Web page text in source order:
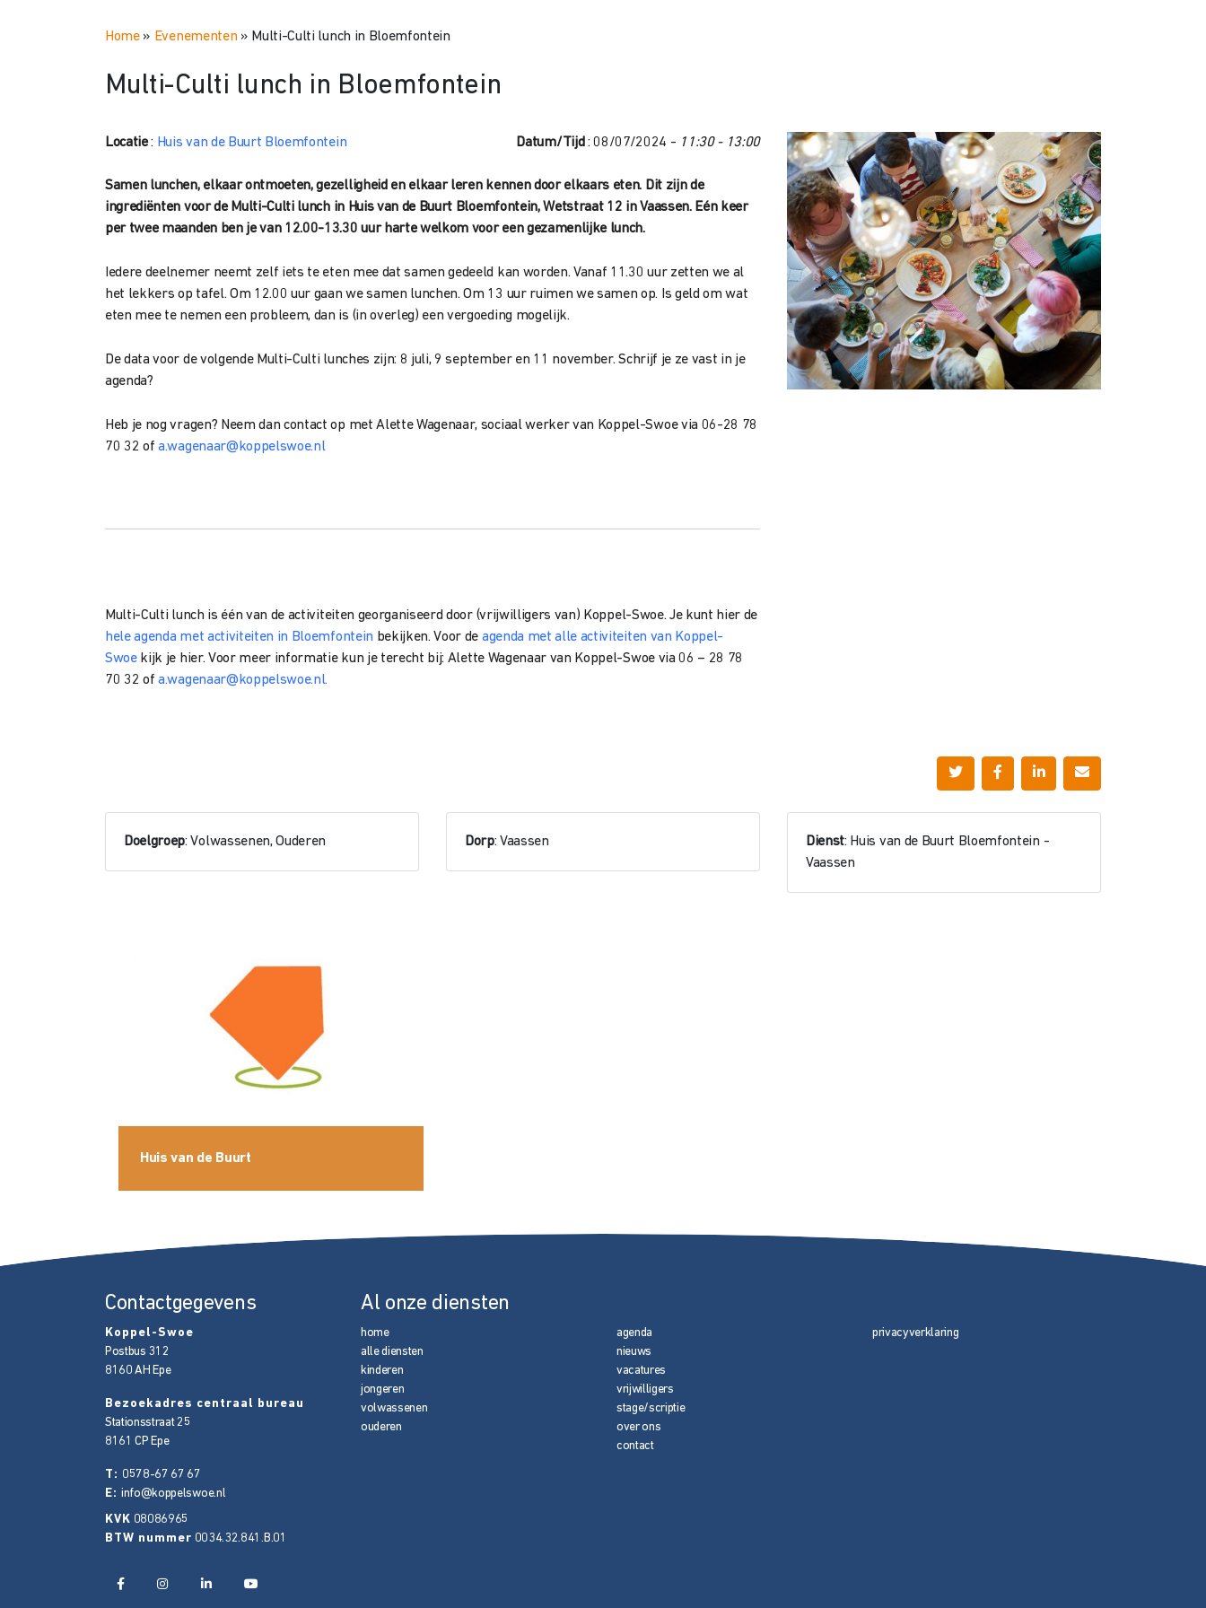
Home» Evenementen» Multi-Culti lunch in Bloemfontein
Multi-Culti lunch in Bloemfontein
Locatie: Huis van de Buurt Bloemfontein Datum/Tijd : 08/07/2024 - 11:30 - 13:00
Samen lunchen, elkaar ontmoeten, gezelligheid en elkaar leren kennen door elkaars eten. Dit zijn de
ingrediënten voor de Multi-Culti lunch in Huis van de Buurt Bloemfontein, Wetstraat 12 in Vaassen. Eén keer
per twee maanden ben je van 12.00-13.30 uur harte welkom voor een gezamenlijke lunch.
Iedere deelnemer neemt zelf iets te eten mee dat samen gedeeld kan worden. Vanaf 11.30 uur zetten we al
het lekkers op tafel. Om 12.00 uur gaan we samen lunchen. Om 13 uur ruimen we samen op. Is geld om wat
eten mee te nemen een probleem, dan is (in overleg) een vergoeding mogelijk.
De data voor de volgende Multi-Culti lunches zijn: 8 juli, 9 september en 11 november. Schrijf je ze vast in je
agenda?
Heb je nog vragen? Neem dan contact op met Alette Wagenaar, sociaal werker van Koppel-Swoe via 06-28 78
70 32 ofa.wagenaar@koppelswoe.nl
Multi-Culti lunch is één van de activiteiten georganiseerd door (vrijwilligers van) Koppel-Swoe. Je kunt hier de
hele agenda met activiteiten in Bloemfontein bekijken. Voor de agenda met alle activiteiten van Koppel-
Swoekijk je hier. Voor meer informatie kun je terecht bij: Alette Wagenaar van Koppel-Swoe via 06 – 28 78
70 32 ofa.wagenaar@koppelswoe.nl.
Doelgroep: Volwassenen, Ouderen Dorp: Vaassen Dienst: Huis van de Buurt Bloemfontein -
Vaassen
Huis van de Buurt
Contactgegevens
Koppel-Swoe
Postbus 312
8160 AH Epe
Bezoekadres centraal bureau
Stationsstraat 25
8161 CP Epe
T: 0578-67 67 67
E: info@koppelswoe.nl
KVK 08086965
BTW nummer 0034.32.841.B.01
Al onze diensten
home
alle diensten
kinderen
jongeren
volwassenen
ouderen
agenda
nieuws
vacatures
vrijwilligers
stage/scriptie
over ons
contact
privacyverklaring